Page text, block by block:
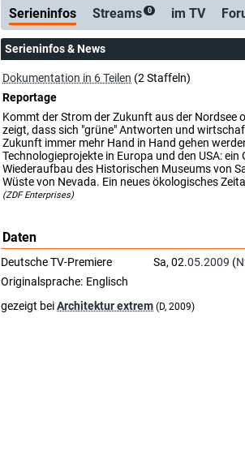
Serieninfos Streams 0 im TV
Serieninfos & News
Dokumentation in 6 Teilen (2 Staffeln)
Reportage
Kommt der Strom der Zukunft aus der Nordsee
zeigt, dass sich "grüne" Antworten und
Zukunft immer mehr Hand in Hand gehen
Technologieprojekte in Europa und den USA:
Wiederaufbau des Historischen Museums von
Wüste von Nevada. Ein neues ökologisches
(ZDF Enterprises)
Daten
Deutsche TV-Premiere Sa, 02.05.2009 (
Originalsprache: Englisch
gezeigt beiArchitektur extrem (D, 2009)